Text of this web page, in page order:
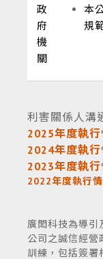
政
府
機
關
本
規
利害關係人溝
2025年度執
2024年度執
2023年度執
2022年度執行
廣閎科技為導引
公司之誠信經營
訓練，包括簽署